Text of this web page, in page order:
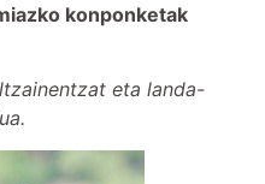
konponketak
eta landa-